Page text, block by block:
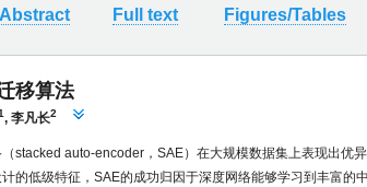
Abstract Full text Figures/Tables
移算法
, 李凡长2
（stacked auto-encoder，SAE）在大规模数据集上表现出优
的低级特征，SAE的成功归因于深度网络能够学习到丰富的